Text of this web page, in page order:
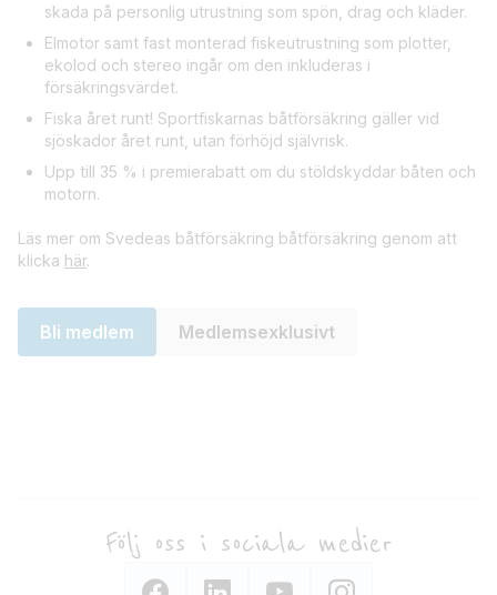
skada på personlig utrustning som spön, drag och kläder.
Elmotor samt fast monterad fiskeutrustning som plotter,
ekolod och stereo ingår om den inkluderas i
försäkringsvärdet.
Fiska året runt! Sportfiskarnas båtförsäkring gäller vid
sjöskador året runt, utan förhöjd självrisk.
Upp till 35 % i premierabatt om du stöldskyddar båten och
motorn.
Läs mer om Svedeas båtförsäkring båtförsäkring genom att
klicka här.
Bli medlem Medlemsexklusivt
Följ oss i sociala medier